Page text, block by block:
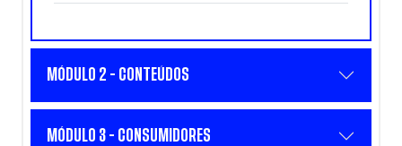
MÓDULO 2 - CONTEÚDOS
MÓDULO 3 - CONSUMIDORES